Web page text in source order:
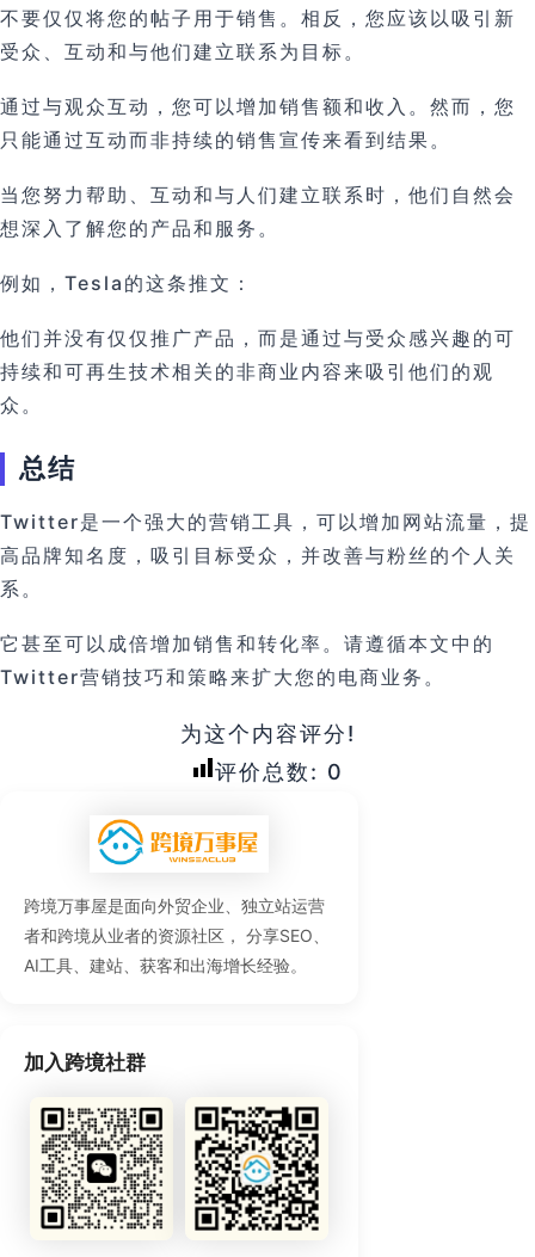
不要仅仅将您的帖子用于销售。相反，您应该以吸引新
受众、互动和与他们建立联系为目标。
通过与观众互动，您可以增加销售额和收入。然而，您
只能通过互动而非持续的销售宣传来看到结果。
当您努力帮助、互动和与人们建立联系时，他们自然会
想深入了解您的产品和服务。
例如，Tesla的这条推文：
他们并没有仅仅推广产品，而是通过与受众感兴趣的可
持续和可再生技术相关的非商业内容来吸引他们的观
众。
总结
Twitter是一个强大的营销工具，可以增加网站流量，提
高品牌知名度，吸引目标受众，并改善与粉丝的个人关
系。
它甚至可以成倍增加销售和转化率。请遵循本文中的
Twitter营销技巧和策略来扩大您的电商业务。
为这个内容评分!
评价总数: 0
跨境万事屋是面向外贸企业、独立站运营
者和跨境从业者的资源社区， 分享SEO、
AI工具、建站、获客和出海增长经验。
加入跨境社群